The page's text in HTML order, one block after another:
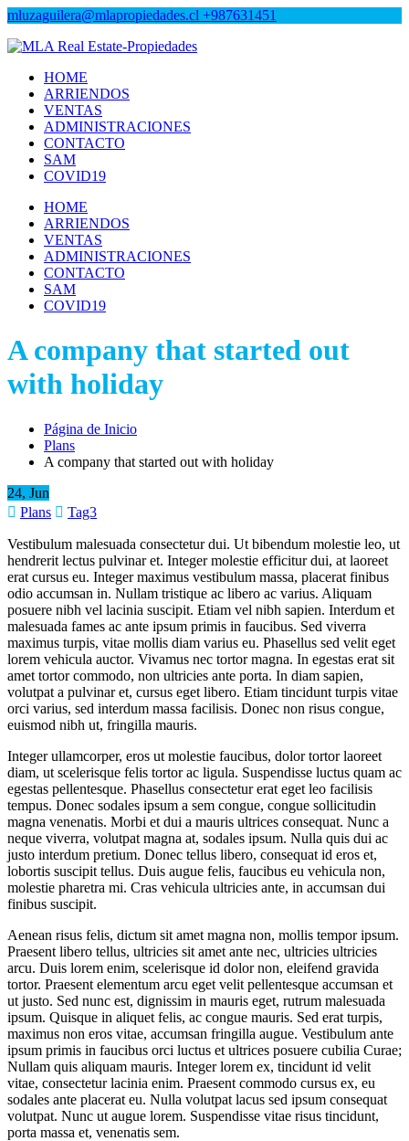
mluzaguilera@mlapropiedades.cl +987631451
MLA Real Estate-Propiedades
MLA Real Estate-Propiedades
HOME
ARRIENDOS
VENTAS
ADMINISTRACIONES
CONTACTO
SAM
COVID19
HOME
ARRIENDOS
VENTAS
ADMINISTRACIONES
CONTACTO
SAM
COVID19
A company that started out
with holiday
Página de Inicio
Plans
A company that started out with holiday
24, Jun
Plans
Tag3
Vestibulum malesuada consectetur dui. Ut bibendum molestie leo, ut
hendrerit lectus pulvinar et. Integer molestie efficitur dui, at laoreet
erat cursus eu. Integer maximus vestibulum massa, placerat finibus
odio accumsan in. Nullam tristique ac libero ac varius. Aliquam
posuere nibh vel lacinia suscipit. Etiam vel nibh sapien. Interdum et
malesuada fames ac ante ipsum primis in faucibus. Sed viverra
maximus turpis, vitae mollis diam varius eu. Phasellus sed velit eget
lorem vehicula auctor. Vivamus nec tortor magna. In egestas erat sit
amet tortor commodo, non ultricies ante porta. In diam sapien,
volutpat a pulvinar et, cursus eget libero. Etiam tincidunt turpis vitae
orci varius, sed interdum massa facilisis. Donec non risus congue,
euismod nibh ut, fringilla mauris.
Integer ullamcorper, eros ut molestie faucibus, dolor tortor laoreet
diam, ut scelerisque felis tortor ac ligula. Suspendisse luctus quam ac
egestas pellentesque. Phasellus consectetur erat eget leo facilisis
tempus. Donec sodales ipsum a sem congue, congue sollicitudin
magna venenatis. Morbi et dui a mauris ultrices consequat. Nunc a
neque viverra, volutpat magna at, sodales ipsum. Nulla quis dui ac
justo interdum pretium. Donec tellus libero, consequat id eros et,
lobortis suscipit tellus. Duis augue felis, faucibus eu vehicula non,
molestie pharetra mi. Cras vehicula ultricies ante, in accumsan dui
finibus suscipit.
Aenean risus felis, dictum sit amet magna non, mollis tempor ipsum.
Praesent libero tellus, ultricies sit amet ante nec, ultricies ultricies
arcu. Duis lorem enim, scelerisque id dolor non, eleifend gravida
tortor. Praesent elementum arcu eget velit pellentesque accumsan et
ut justo. Sed nunc est, dignissim in mauris eget, rutrum malesuada
ipsum. Quisque in aliquet felis, ac congue mauris. Sed erat turpis,
maximus non eros vitae, accumsan fringilla augue. Vestibulum ante
ipsum primis in faucibus orci luctus et ultrices posuere cubilia Curae;
Nullam quis aliquam mauris. Integer lorem ex, tincidunt id velit
vitae, consectetur lacinia enim. Praesent commodo cursus ex, eu
sodales ante placerat eu. Nulla volutpat lacus sed ipsum consequat
volutpat. Nunc ut augue lorem. Suspendisse vitae risus tincidunt,
porta massa et, venenatis sem.